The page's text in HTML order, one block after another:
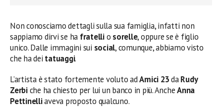
Non conosciamo dettagli sulla sua famiglia, infatti non
sappiamo dirvi se ha fratellio sorelle, oppure se è figlio
unico. Dalle immagini sui social, comunque, abbiamo visto
che ha dei tatuaggi.
L’artista è stato fortemente voluto adAmici 23daRudy
Zerbiche ha chiesto per lui un banco in più. AncheAnna
Pettinelliaveva proposto qualcuno.